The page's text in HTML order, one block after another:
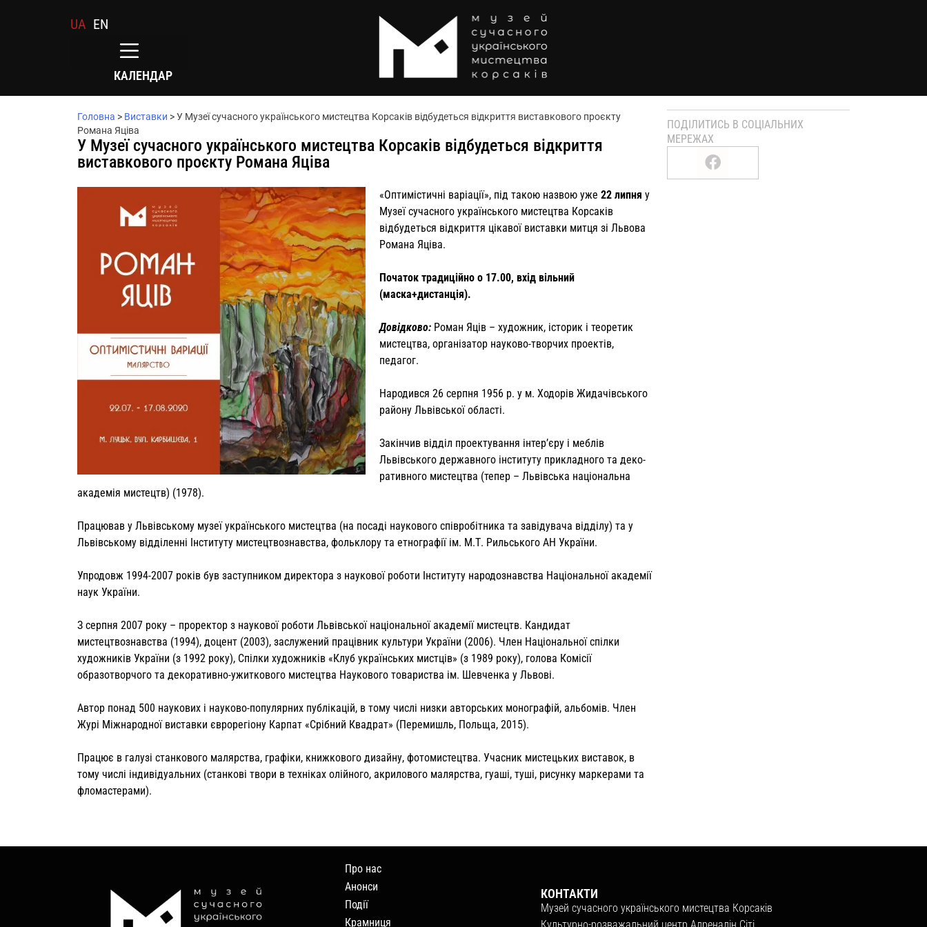
UA EN
КАЛЕНДАР
Головна > Виставки >У Музеї сучасного українського мистецтва Корсаків відбудеться відкриття виставкового проєкту
Романа Яціва
У Музеї сучасного українського мистецтва Корсаків відбудеться відкриття
виставкового проєкту Романа Яціва
«Оптимістичні варіації», під такою назвою уже 22 липня у
Музеї сучасного українського мистецтва Корсаків
відбудеться відкриття цікавої виставки митця зі Львова
Романа Яціва.
Початок традиційно о 17.00, вхід вільний
(маска+дистанція).
Довідково:Роман Яців – художник, історик і теоретик
мистецтва, організатор науково-творчих проектів,
педагог.
Народився 26 серпня 1956 р. у м. Ходорів Жидачівського
району Львівської області.
Закінчив відділ проектуван­ня інтер’єру і меблів
Львівського державного інституту прикладного та деко­
ративного мистецтва (тепер – Львівська національна
академія мистецтв) (1978).
Працював у Львівському музеї українського мистецтва (на посаді наукового співробітника та завідувача відділу) та у
Львівському відділенні Інституту мистецтвознавства, фольклору та етнографії ім. М.Т. Рильського АН України.
Упродовж 1994-2007 років був заступником директора з наукової роботи Інституту народознавства Національної академії
наук України.
З серпня 2007 року – проректор з наукової роботи Львівської національної академії мистецтв. Кандидат
мистецтвознавства (1994), доцент (2003), заслу­жений працівник культури України (2006). Член Національної спілки
художників України (з 1992 року), Спілки художників «Клуб українських мистців» (з 1989 року), голова Комісії
образотворчого та декоративно-ужит­кового мистецтва Наукового товариства ім. Шевченка у Львові.
Автор понад 500 наукових і науково-популярних публікацій, в тому числі низки авторських монографій, альбомів. Член
Журі Міжнародної виставки єврорегіону Карпат «Срібний Квадрат» (Перемишль, Польща, 2015).
Працює в галузі станкового малярства, графіки, книжкового дизайну, фотомистецтва. Учасник мистецьких виставок, в
тому числі індивідуальних (станкові твори в техніках олійного, акрилового малярства, гуаші, туші, рисунку маркерами та
фломастерами).
ПОДІЛИТИСЬ В СОЦІАЛЬНИХ
МЕРЕЖАХ
Про нас
Анонси
Події
Крамниця
КОНТАКТИ
Музей сучасного українського мистецтва Корсаків
Культурно-розважальний центр Адреналін Сіті